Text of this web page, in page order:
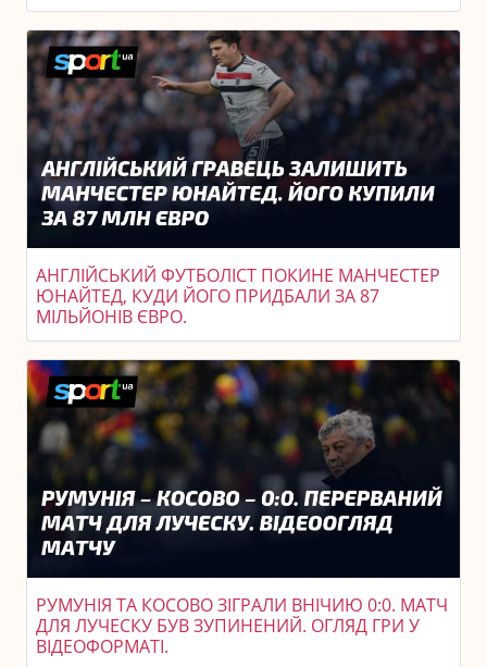
АНГЛІЙСЬКИЙ ФУТБОЛІСТ ПОКИНЕ МАНЧЕСТЕР
ЮНАЙТЕД, КУДИ ЙОГО ПРИДБАЛИ ЗА 87
МІЛЬЙОНІВ ЄВРО.
РУМУНІЯ ТА КОСОВО ЗІГРАЛИ ВНІЧИЮ 0:0. МАТЧ
ДЛЯ ЛУЧЕСКУ БУВ ЗУПИНЕНИЙ. ОГЛЯД ГРИ У
ВІДЕОФОРМАТІ.